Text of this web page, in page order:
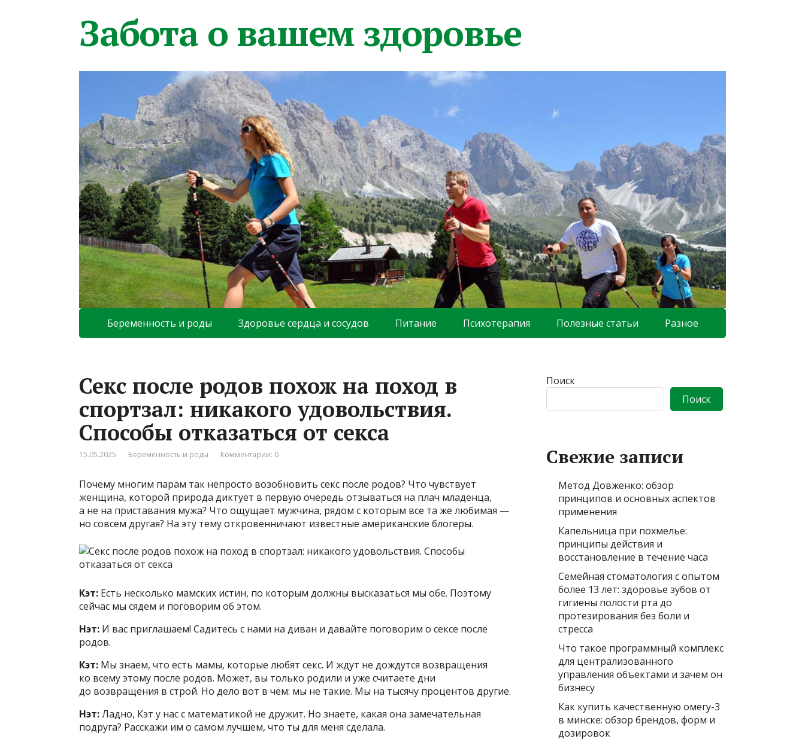
Забота о вашем здоровье
Беременность и роды Здоровье сердца и сосудов Питание Психотерапия Полезные статьи Разное
Секс после родов похож на поход в
спортзал: никакого удовольствия.
Способы отказаться от секса
15.05.2025 Беременность и роды Комментарии: 0
Почему многим парам так непросто возобновить секс после родов? Что чувствует
женщина, которой природа диктует в первую очередь отзываться на плач младенца,
а не на приставания мужа? Что ощущает мужчина, рядом с которым все та же любимая —
но совсем другая? На эту тему откровенничают известные американские блогеры.
Кэт: Есть несколько мамских истин, по которым должны высказаться мы обе. Поэтому
сейчас мы сядем и поговорим об этом.
Нэт: И вас приглашаем! Садитесь с нами на диван и давайте поговорим о сексе после
родов.
Кэт: Мы знаем, что есть мамы, которые любят секс. И ждут не дождутся возвращения
ко всему этому после родов. Может, вы только родили и уже считаете дни
до возвращения в строй. Но дело вот в чём: мы не такие. Мы на тысячу процентов другие.
Нэт:Ладно, Кэт у нас с математикой не дружит. Но знаете, какая она замечательная
подруга? Расскажи им о самом лучшем, что ты для меня сделала.
Поиск
Поиск
Свежие записи
Метод Довженко: обзор
принципов и основных аспектов
применения
Капельница при похмелье:
принципы действия и
восстановление в течение часа
Семейная стоматология с опытом
более 13 лет: здоровье зубов от
гигиены полости рта до
протезирования без боли и
стресса
Что такое программный комплекс
для централизованного
управления объектами и зачем он
бизнесу
Как купить качественную омегу-3
в минске: обзор брендов, форм и
дозировок